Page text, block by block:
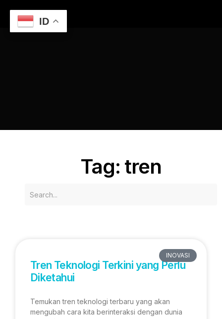
Tag: tren
INOVASI
Tren Teknologi Terkini yang Perlu
Diketahui
Temukan tren teknologi terbaru yang akan
mengubah cara kita berinteraksi dengan dunia
ID